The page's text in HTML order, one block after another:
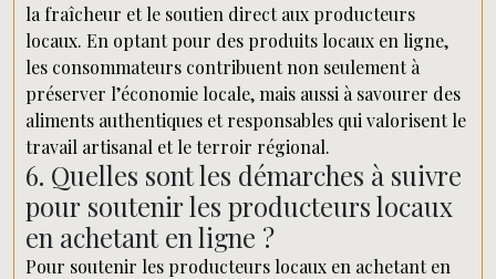
la fraîcheur et le soutien direct aux producteurs
locaux. En optant pour des produits locaux en ligne,
les consommateurs contribuent non seulement à
préserver l’économie locale, mais aussi à savourer des
aliments authentiques et responsables qui valorisent le
travail artisanal et le terroir régional.
6. Quelles sont les démarches à suivre
pour soutenir les producteurs locaux
en achetant en ligne ?
Pour soutenir les producteurs locaux en achetant en